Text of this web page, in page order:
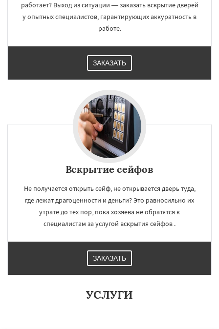
работает? Выход из ситуации — заказать вскрытие дверей
у опытных специалистов, гарантирующих аккуратность в
работе.
ЗАКАЗАТЬ
Вскрытие сейфов
Не получается открыть сейф, не открывается дверь туда,
где лежат драгоценности и деньги? Это равносильно их
утрате до тех пор, пока хозяева не обратятся к
специалистам за услугой вскрытия сейфов .
ЗАКАЗАТЬ
УСЛУГИ